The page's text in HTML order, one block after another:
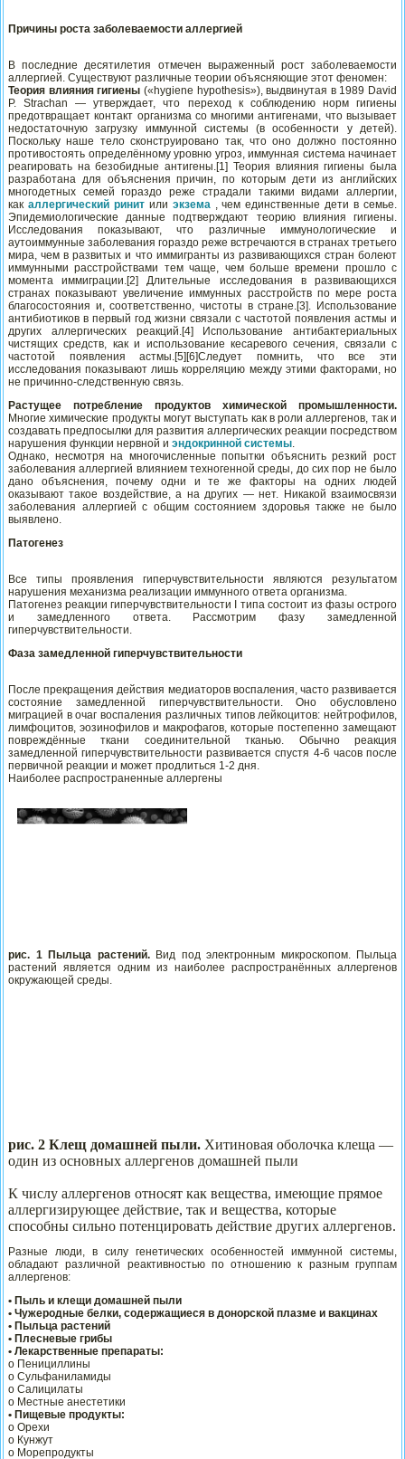
Причины роста заболеваемости аллергией
В последние десятилетия отмечен выраженный рост заболеваемости
аллергией. Существуют различные теории объясняющие этот феномен:
Теория влияния гигиены («hygiene hypothesis»), выдвинутая в 1989 David
P. Strachan — утверждает, что переход к соблюдению норм гигиены
предотвращает контакт организма со многими антигенами, что вызывает
недостаточную загрузку иммунной системы (в особенности у детей).
Поскольку наше тело сконструировано так, что оно должно постоянно
противостоять определённому уровню угроз, иммунная система начинает
реагировать на безобидные антигены.[1] Теория влияния гигиены была
разработана для объяснения причин, по которым дети из английских
многодетных семей гораздо реже страдали такими видами аллергии,
как аллергический ринитили экзема, чем единственные дети в семье.
Эпидемиологические данные подтверждают теорию влияния гигиены.
Исследования показывают, что различные иммунологические и
аутоиммунные заболевания гораздо реже встречаются в странах третьего
мира, чем в развитых и что иммигранты из развивающихся стран болеют
иммунными расстройствами тем чаще, чем больше времени прошло с
момента иммиграции.[2] Длительные исследования в развивающихся
странах показывают увеличение иммунных расстройств по мере роста
благосостояния и, соответственно, чистоты в стране.[3]. Использование
антибиотиков в первый год жизни связали с частотой появления астмы и
других аллергических реакций.[4] Использование антибактериальных
чистящих средств, как и использование кесаревого сечения, связали с
частотой появления астмы.[5][6]Следует помнить, что все эти
исследования показывают лишь корреляцию между этими факторами, но
не причинно-следственную связь.
Растущее потребление продуктов химической промышленности.
Многие химические продукты могут выступать как в роли аллергенов, так и
создавать предпосылки для развития аллергических реакции посредством
нарушения функции нервной и эндокринной системы.
Однако, несмотря на многочисленные попытки объяснить резкий рост
заболевания аллергией влиянием техногенной среды, до сих пор не было
дано объяснения, почему одни и те же факторы на одних людей
оказывают такое воздействие, а на других — нет. Никакой взаимосвязи
заболевания аллергией с общим состоянием здоровья также не было
выявлено.
Патогенез
Все типы проявления гиперчувствительности являются результатом
нарушения механизма реализации иммунного ответа организма.
Патогенез реакции гиперчувствительности I типа состоит из фазы острого
и замедленного ответа. Рассмотрим фазу замедленной
гиперчувствительности.
Фаза замедленной гиперчувствительности
После прекращения действия медиаторов воспаления, часто развивается
состояние замедленной гиперчувствительности. Оно обусловлено
миграцией в очаг воспаления различных типов лейкоцитов: нейтрофилов,
лимфоцитов, эозинофилов и макрофагов, которые постепенно замещают
повреждённые ткани соединительной тканью. Обычно реакция
замедленной гиперчувствительности развивается спустя 4-6 часов после
первичной реакции и может продлиться 1-2 дня.
Наиболее распространенные аллергены
рис. 1 Пыльца растений.Вид под электронным микроскопом. Пыльца
растений является одним из наиболее распространённых аллергенов
окружающей среды.
рис. 2 Клещ домашней пыли. Хитиновая оболочка клеща —
один из основных аллергенов домашней пыли
К числу аллергенов относят как вещества, имеющие прямое
аллергизирующее действие, так и вещества, которые
способны сильно потенцировать действие других аллергенов.
Разные люди, в силу генетических особенностей иммунной системы,
обладают различной реактивностью по отношению к разным группам
аллергенов:
• Пыль и клещи домашней пыли
• Чужеродные белки, содержащиеся в донорской плазме и вакцинах
• Пыльца растений
• Плесневые грибы
• Лекарственные препараты:
o Пенициллины
o Сульфаниламиды
o Салицилаты
o Местные анестетики
• Пищевые продукты:
o Орехи
o Кунжут
o Морепродукты